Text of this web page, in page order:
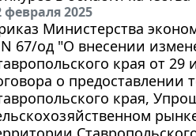
февраля 2025
Министерства
N 67/од "О внесении
края от
о предоставлении
края,